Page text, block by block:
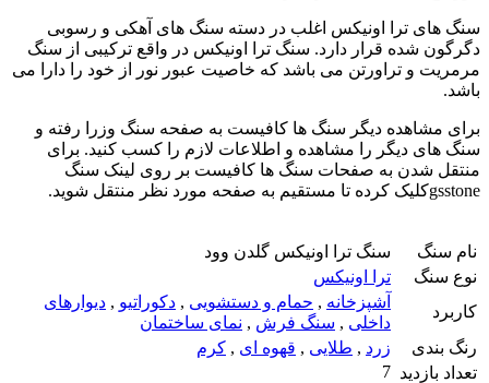
سنگ های ترا اونیکس اغلب در دسته سنگ های آهکی و رسوبی
دگرگون شده قرار دارد. سنگ ترا اونیکس در واقع ترکیبی از سنگ
مرمریت و تراورتن می باشد که خاصیت عبور نور از خود را دارا می
باشد.
برای مشاهده دیگر سنگ ها کافیست به صفحه سنگ وزرا رفته و
سنگ های دیگر را مشاهده و اطلاعات لازم را کسب کنید. برای
منتقل شدن به صفحات سنگ ها کافیست بر روی لینک سنگ
gsstoneکلیک کرده تا مستقیم به صفحه مورد نظر منتقل شوید.
نام سنگ
سنگ ترا اونیکس گلدن وود
نوع سنگ
ترا اونیکس
کاربرد
آشپزخانه , حمام و دستشویی , دکوراتیو , دیوارهای
داخلی , سنگ فرش , نمای ساختمان
رنگ بندی
زرد , طلایی , قهوه ای , کرم
تعداد بازدید 7